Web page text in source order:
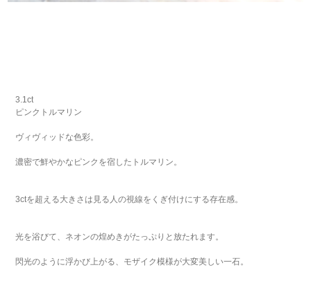
3.1ct
ピンクトルマリン
ヴィヴィッドな色彩。
濃密で鮮やかなピンクを宿したトルマリン。
3ctを超える大きさは見る人の視線をくぎ付けにする存在感。
光を浴びて、ネオンの煌めきがたっぷりと放たれます。
閃光のように浮かび上がる、モザイク模様が大変美しい一石。